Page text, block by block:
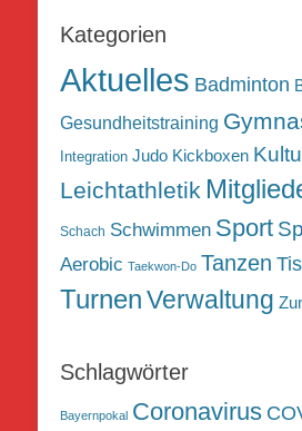
Kategorien
Aktuelles Badminton
Gesundheitstraining
Integration Judo Kickboxen
Leichtathletik
Schach Schwimmen Sport
Aerobic Taekwon-Do Tanzen
TurnenVerwaltung
Schlagwörter
Bayernpokal Coronavirus